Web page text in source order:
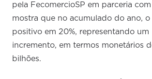
pela FecomercioSP em parceria
mostra que no acumulado do ano, o
positivo em 20%, representando um
incremento, em termos monetários
bilhões.